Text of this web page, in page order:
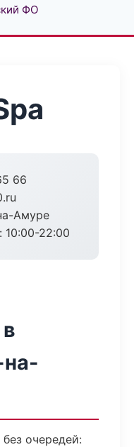
ФО
66
Амуре
10:00-22:00
очередей: